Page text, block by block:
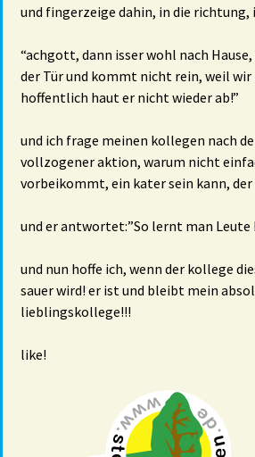
und fingerzeige dahin, in die
“achgott, dann isser wohl nach
der Tür und kommt nicht rein, weil wir
hoffentlich haut er nicht wieder ab!”
und ich frage meinen kollegen nach
vollzogener aktion, warum nicht
vorbeikommt, ein kater sein kann,
und er antwortet:”So lernt man Leute
und nun hoffe ich, wenn der kollege
sauer wird! er ist und bleibt mein
lieblingskollege!!!
like!